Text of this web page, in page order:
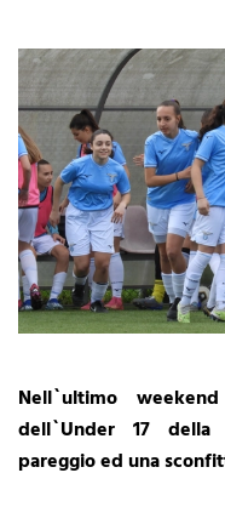
Nell`ultimo
dell`Under 17 della
pareggio ed una